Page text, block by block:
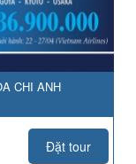
CHI ANH
Đặt tour